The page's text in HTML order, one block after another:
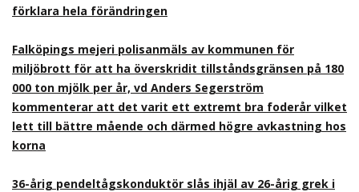
förklara hela förändringen
Falköpings mejeri polisanmäls av kommunen för
miljöbrott för att ha överskridit tillståndsgränsen på 180
000 ton mjölk per år, vd Anders Segerström
kommenterar att det varit ett extremt bra foderår vilket
lett till bättre mående och därmed högre avkastning hos
korna
36-årig pendeltågskonduktör slås ihjäl av 26-årig grek i